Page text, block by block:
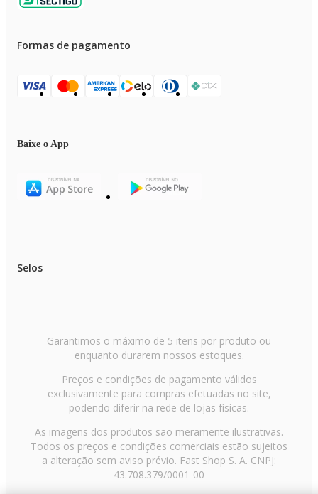
Formas de pagamento
Baixe o App
Selos
Garantimos o máximo de 5 itens por produto ou
enquanto durarem nossos estoques.
Preços e condições de pagamento válidos
exclusivamente para compras efetuadas no site,
podendo diferir na rede de lojas físicas.
As imagens dos produtos são meramente ilustrativas.
Todos os preços e condições comerciais estão sujeitos
a alteração sem aviso prévio. Fast Shop S. A. CNPJ:
43.708.379/0001-00